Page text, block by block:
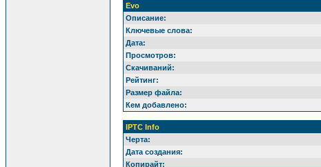
Evo
Описание:
Ключевые слова:
Дата:
Просмотров:
Скачиваний:
Рейтинг:
Размер файла:
Кем добавлено:
IPTC Info
Черта:
Дата создания:
Копирайт: